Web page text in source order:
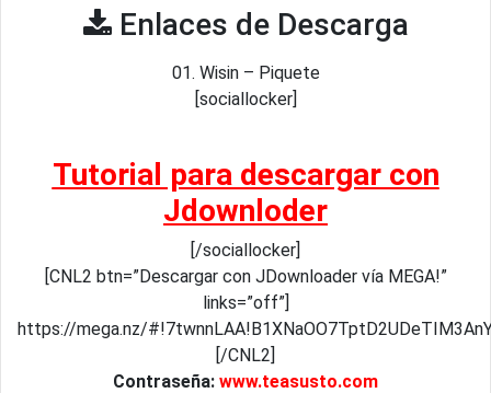
Enlaces de Descarga
01. Wisin – Piquete
[sociallocker]
Tutorial para descargar con
Jdownloder
[/sociallocker]
[CNL2 btn=”Descargar con JDownloader vía MEGA!”
links=”off”]
https://mega.nz/
[/CNL2]
Contraseña: www.teasusto.com